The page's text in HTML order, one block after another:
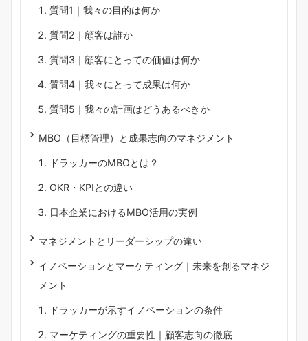
質問1｜我々の目的は何か
質問2｜顧客は誰か
質問3｜顧客にとっての価値は何か
質問4｜我々にとって成果は何か
質問5｜我々の計画はどうあるべきか
MBO（目標管理）と成果志向のマネジメント
ドラッカーのMBOとは？
OKR・KPIとの違い
日本企業におけるMBO活用の実例
マネジメントとリーダーシップの違い
イノベーションとマーケティング｜未来を創るマネジ
メント
ドラッカーが示すイノベーションの条件
マーケティングの重要性｜顧客志向の徹底